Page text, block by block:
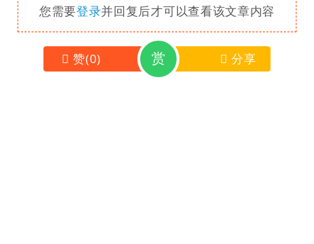
您需要登录并回复后才可以查看该文章内容
赞(0) 赏 分享